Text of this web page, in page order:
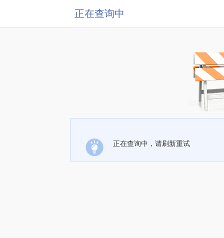
正在查询中
正在查询中，请刷新重试